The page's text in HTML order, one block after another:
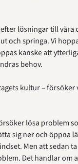
lösningar till
och springa. Vi
kanske att
behov.
kultur – försöker
lösa problem
sig ner och öppna
Men att sedan
Det handlar om